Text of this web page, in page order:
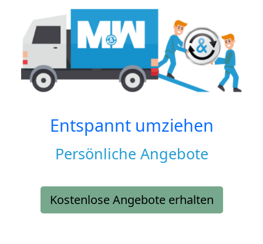
Entspannt umziehen
Persönliche Angebote
Kostenlose Angebote erhalten